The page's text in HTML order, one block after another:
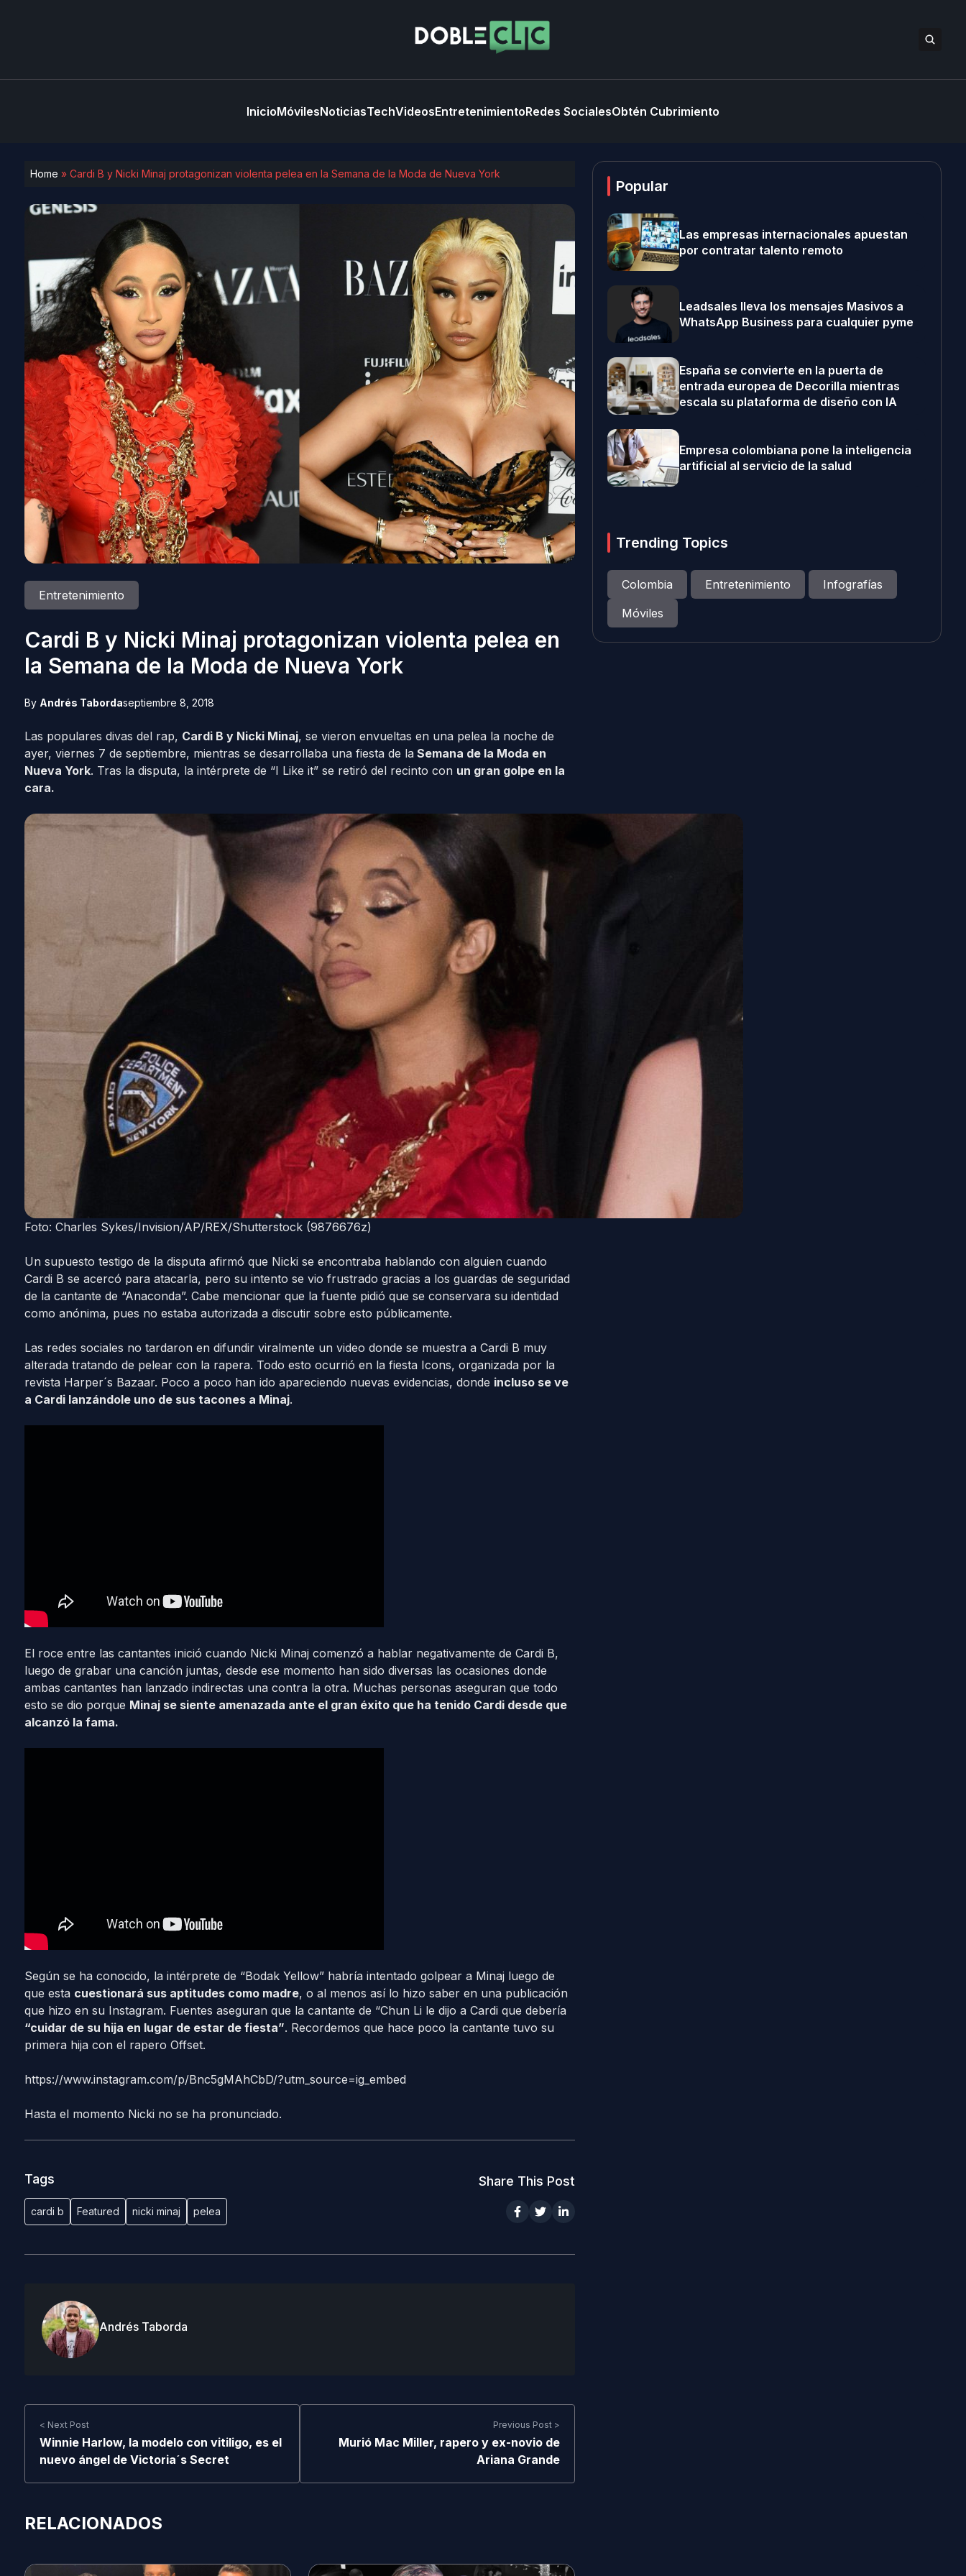
InicioMóvilesNoticiasTechVideosEntretenimientoRedes SocialesObtén Cubrimiento
Home » Cardi B y Nicki Minaj protagonizan violenta pelea en la Semana de la Moda de Nueva York
Entretenimiento
Cardi B y Nicki Minaj protagonizan violenta pelea en
la Semana de la Moda de Nueva York
By Andrés Tabordaseptiembre 8, 2018
Las populares divas del rap, Cardi B y Nicki Minaj, se vieron envueltas en una pelea la noche de
ayer, viernes 7 de septiembre, mientras se desarrollaba una fiesta de la Semana de la Moda en
Nueva York. Tras la disputa, la intérprete de “I Like it” se retiró del recinto con un gran golpe en la
cara.
Foto: Charles Sykes/Invision/AP/REX/Shutterstock (9876676z)
Un supuesto testigo de la disputa afirmó que Nicki se encontraba hablando con alguien cuando
Cardi B se acercó para atacarla, pero su intento se vio frustrado gracias a los guardas de seguridad
de la cantante de “Anaconda”. Cabe mencionar que la fuente pidió que se conservara su identidad
como anónima, pues no estaba autorizada a discutir sobre esto públicamente.
Las redes sociales no tardaron en difundir viralmente un video donde se muestra a Cardi B muy
alterada tratando de pelear con la rapera. Todo esto ocurrió en la fiesta Icons, organizada por la
revista Harper´s Bazaar. Poco a poco han ido apareciendo nuevas evidencias, donde incluso se ve
a Cardi lanzándole uno de sus tacones a Minaj.
El roce entre las cantantes inició cuando Nicki Minaj comenzó a hablar negativamente de Cardi B,
luego de grabar una canción juntas, desde ese momento han sido diversas las ocasiones donde
ambas cantantes han lanzado indirectas una contra la otra. Muchas personas aseguran que todo
esto se dio porque Minaj se siente amenazada ante el gran éxito que ha tenido Cardi desde que
alcanzó la fama.
Según se ha conocido, la intérprete de “Bodak Yellow” habría intentado golpear a Minaj luego de
que esta cuestionará sus aptitudes como madre, o al menos así lo hizo saber en una publicación
que hizo en su Instagram. Fuentes aseguran que la cantante de “Chun Li le dijo a Cardi que debería
“cuidar de su hija en lugar de estar de fiesta”. Recordemos que hace poco la cantante tuvo su
primera hija con el rapero Offset.
https://www.instagram.com/p/Bnc5gMAhCbD/?utm_source=ig_embed
Hasta el momento Nicki no se ha pronunciado.
Tags
cardi b Featured nicki minaj pelea
Share This Post
Andrés Taborda
< Next Post
Winnie Harlow, la modelo con vitiligo, es el
nuevo ángel de Victoria´s Secret
Previous Post >
Murió Mac Miller, rapero y ex-novio de
Ariana Grande
RELACIONADOS
Popular
Las empresas internacionales apuestan
por contratar talento remoto
Leadsales lleva los mensajes Masivos a
WhatsApp Business para cualquier pyme
España se convierte en la puerta de
entrada europea de Decorilla mientras
escala su plataforma de diseño con IA
Empresa colombiana pone la inteligencia
artificial al servicio de la salud
Trending Topics
Colombia Entretenimiento
Infografías
Móviles